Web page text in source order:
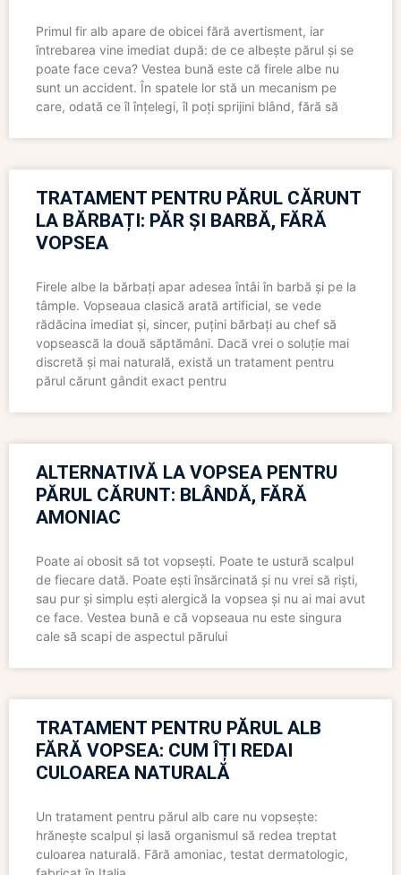
Primul fir alb apare de obicei fără avertisment, iar
întrebarea vine imediat după: de ce albește părul și se
poate face ceva? Vestea bună este că firele albe nu
sunt un accident. În spatele lor stă un mecanism pe
care, odată ce îl înțelegi, îl poți sprijini blând, fără să
TRATAMENT PENTRU PĂRUL CĂRUNT
LA BĂRBAȚI: PĂR ȘI BARBĂ, FĂRĂ
VOPSEA
Firele albe la bărbați apar adesea întâi în barbă și pe la
tâmple. Vopseaua clasică arată artificial, se vede
rădăcina imediat și, sincer, puțini bărbați au chef să
vopsească la două săptămâni. Dacă vrei o soluție mai
discretă și mai naturală, există un tratament pentru
părul cărunt gândit exact pentru
ALTERNATIVĂ LA VOPSEA PENTRU
PĂRUL CĂRUNT: BLÂNDĂ, FĂRĂ
AMONIAC
Poate ai obosit să tot vopsești. Poate te ustură scalpul
de fiecare dată. Poate ești însărcinată și nu vrei să riști,
sau pur și simplu ești alergică la vopsea și nu ai mai avut
ce face. Vestea bună e că vopseaua nu este singura
cale să scapi de aspectul părului
TRATAMENT PENTRU PĂRUL ALB
FĂRĂ VOPSEA: CUM ÎȚI REDAI
CULOAREA NATURALĂ
Un tratament pentru părul alb care nu vopsește:
hrănește scalpul și lasă organismul să redea treptat
culoarea naturală. Fără amoniac, testat dermatologic,